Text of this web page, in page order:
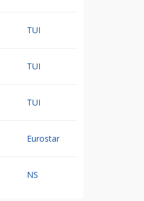
TUI
TUI
TUI
Eurostar
NS